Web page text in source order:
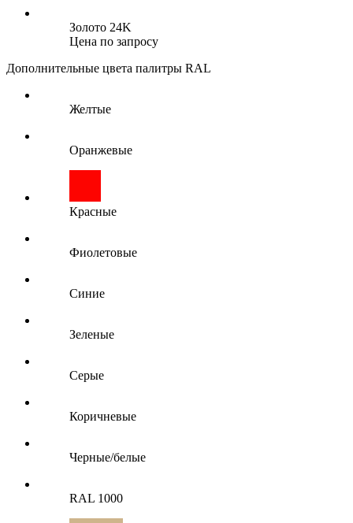
Золото 24K
Цена по запросу
Дополнительные цвета палитры RAL
Желтые
Оранжевые
Красные
Фиолетовые
Синие
Зеленые
Серые
Коричневые
Черные/белые
RAL 1000